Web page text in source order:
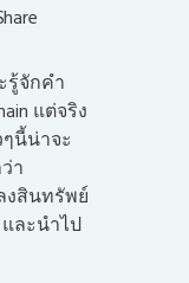
รู้จักคำ
แต่จริง
นี้น่าจะ
า
งสินทรัพย์
ละนำไป